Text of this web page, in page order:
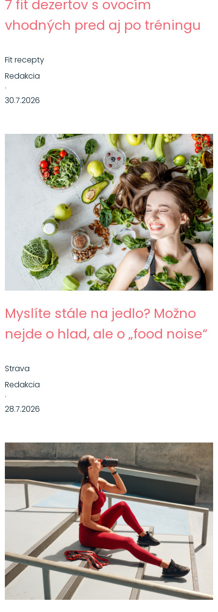
7 fit dezertov s ovocím
vhodných pred aj po tréningu
Fit recepty
Redakcia
·
30.7.2026
Myslíte stále na jedlo? Možno
nejde o hlad, ale o „food noise“
Strava
Redakcia
·
28.7.2026